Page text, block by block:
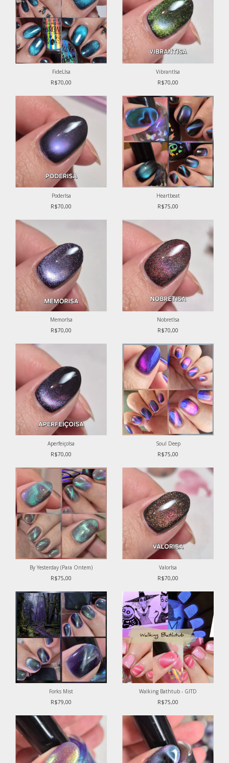
FideLIsa
R$70,00
VibrantIsa
R$70,00
PoderIsa
R$70,00
Heartbeat
R$75,00
MemorIsa
R$70,00
NobretIsa
R$70,00
AperfeiçoIsa
R$70,00
Soul Deep
R$75,00
By Yesterday (Para Ontem)
R$75,00
ValorIsa
R$70,00
Forks Mist
R$79,00
Walking Bathtub - GITD
R$75,00